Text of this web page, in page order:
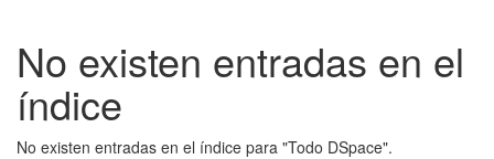
No existen entradas en el
índice
No existen entradas en el índice para "Todo DSpace".